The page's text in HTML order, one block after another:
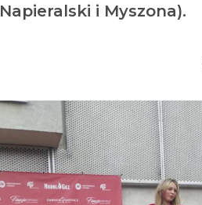
Napieralski i Myszona).